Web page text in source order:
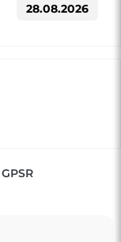
28.08.2026
GPSR